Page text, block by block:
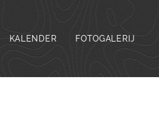
KALENDER FOTOGALERIJ